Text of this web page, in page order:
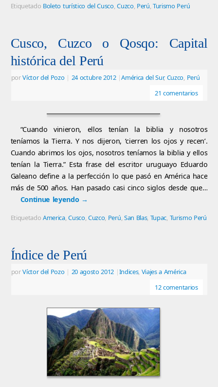
Etiquetado Boleto turístico del Cusco,Cuzco, Perú,Turismo Perú
Cusco, Cuzco o Qosqo: Capital
histórica del Perú
porVíctor del Pozo | 24 octubre 2012 |América del Sur, Cuzco, Perú
21 comentarios
“Cuando vinieron, ellos tenían la biblia y nosotros
teníamos la Tierra. Y nos dijeron, ‘cierren los ojos y recen’.
Cuando abrimos los ojos, nosotros teníamos la biblia y ellos
tenían la Tierra.” Esta frase del escritor uruguayo Eduardo
Galeano define a la perfección lo que pasó en América hace
más de 500 años. Han pasado casi cinco siglos desde que…
Continue leyendo →
EtiquetadoAmerica,Cusco,Cuzco, Perú,San Blas, Tupac, Turismo Perú
Índice de Perú
porVíctor del Pozo | 20 agosto 2012 |Indices, Viajes a América
12 comentarios